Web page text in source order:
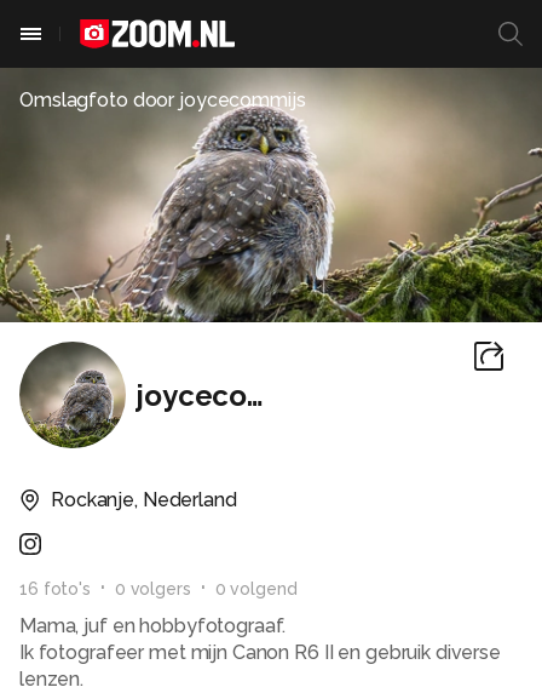
Omslagfoto door joycecommijs
joycecommijs
Rockanje, Nederland
16 foto's 0 volgers 0 volgend
Mama, juf en hobbyfotograaf.
Ik fotografeer met mijn Canon R6 II en gebruik diverse
lenzen.